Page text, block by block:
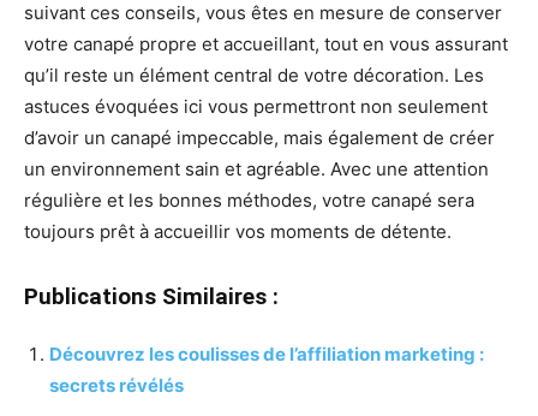
suivant ces conseils, vous êtes en mesure de conserver
votre canapé propre et accueillant, tout en vous assurant
qu’il reste un élément central de votre décoration. Les
astuces évoquées ici vous permettront non seulement
d’avoir un canapé impeccable, mais également de créer
un environnement sain et agréable. Avec une attention
régulière et les bonnes méthodes, votre canapé sera
toujours prêt à accueillir vos moments de détente.
Publications Similaires :
Découvrez les coulisses de l’affiliation marketing :
secrets révélés